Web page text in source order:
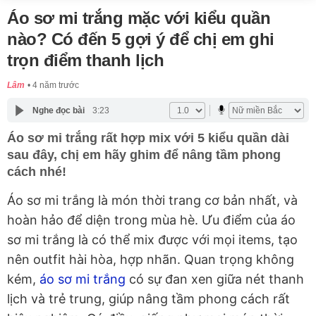
Áo sơ mi trắng mặc với kiểu quần
nào? Có đến 5 gợi ý để chị em ghi
trọn điểm thanh lịch
Lâm 4 năm trước
Nghe đọc bài 3:23
Áo sơ mi trắng rất hợp mix với 5 kiểu quần dài
sau đây, chị em hãy ghim để nâng tầm phong
cách nhé!
Áo sơ mi trắng là món thời trang cơ bản nhất, và
hoàn hảo để diện trong mùa hè. Ưu điểm của áo
sơ mi trắng là có thể mix được với mọi items, tạo
nên outfit hài hòa, hợp nhãn. Quan trọng không
kém, áo sơ mi trắng có sự đan xen giữa nét thanh
lịch và trẻ trung, giúp nâng tầm phong cách rất